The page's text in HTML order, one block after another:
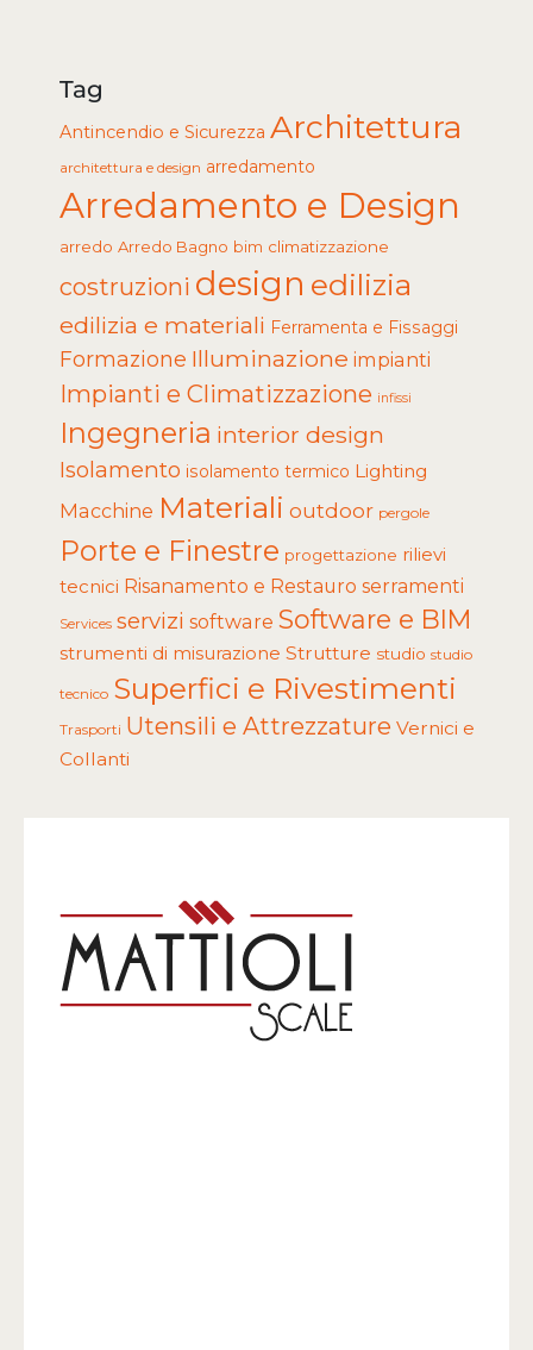
Tag
Antincendio e Sicurezza Architettura
architettura e design arredamento
Arredamento e Design
arredo Arredo Bagno bim climatizzazione
costruzioni design edilizia
edilizia e materiali Ferramenta e Fissaggi
Formazione Illuminazione impianti
Impianti e Climatizzazione infissi
Ingegneria interior design
Isolamento isolamento termico Lighting
Macchine Materiali outdoor pergole
Porte e Finestre progettazione rilievi
tecnici Risanamento e Restauro serramenti
Services servizi software Software e BIM
strumenti di misurazione Strutture studio studio
tecnico Superfici e Rivestimenti
Trasporti Utensili e Attrezzature Vernici e
Collanti